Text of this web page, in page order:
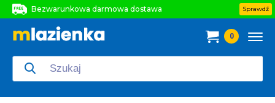
Bezwarunkowa darmowa dostawa
Bezwarunkowa darmowa dostawa
Sprawdź
0